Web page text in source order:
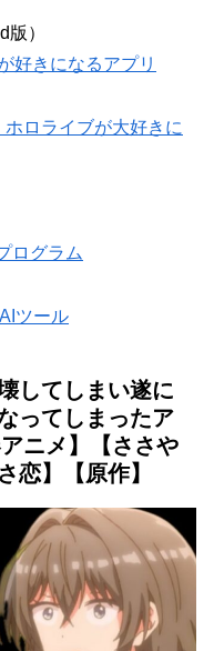
）
きになるアプリ
ロライブが大好きに
ログラム
ツール
してしまい遂に
ってしまったア
ニメ】【ささや
恋】【原作】